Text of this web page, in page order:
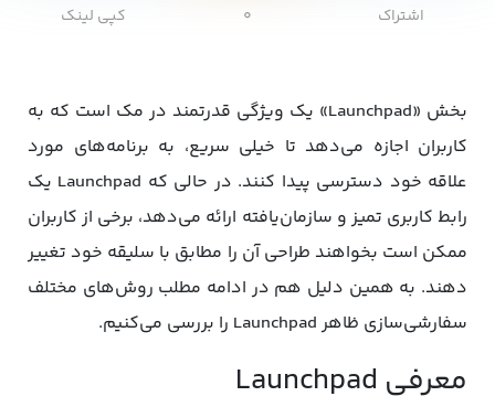
اشتراک ۰ کپی لینک
بخش «Launchpad» یک ویژگی قدرتمند در مک است که به
کاربران اجازه می‌دهد تا خیلی سریع، به برنامه‌های مورد
علاقه خود دسترسی پیدا کنند. در حالی که Launchpad یک
رابط کاربری تمیز و سازمان‌یافته ارائه می‌دهد، برخی از کاربران
ممکن است بخواهند طراحی آن را مطابق با سلیقه خود تغییر
دهند. به همین دلیل هم در ادامه مطلب روش‌های مختلف
سفارشی‌سازی ظاهر Launchpad را بررسی می‌کنیم.
معرفی Launchpad